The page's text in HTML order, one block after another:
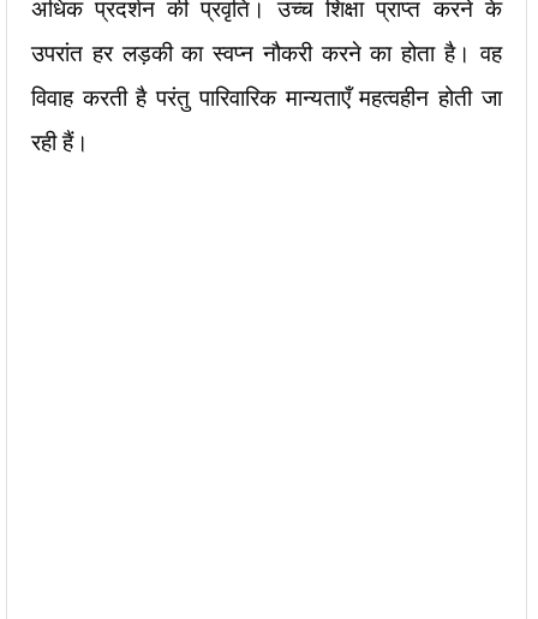
अधिक प्रदर्शन की प्रवृति। उच्च शिक्षा प्राप्त करने के
उपरांत हर लड़की का स्वप्न नौकरी करने का होता है। वह
विवाह करती है परंतु पारिवारिक मान्यताएँ महत्वहीन होती जा
रही हैं।